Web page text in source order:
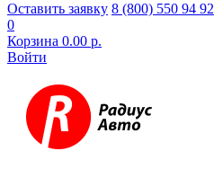
Оставить заявку 8 (800) 550 94 92
0
Корзина 0.00 р.
Войти